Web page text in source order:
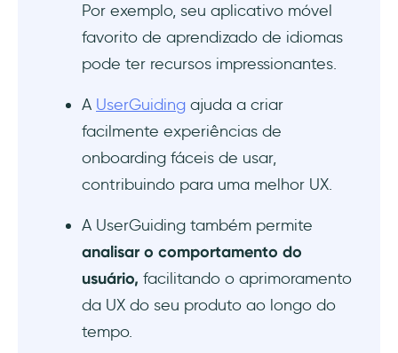
Por exemplo, seu aplicativo móvel
favorito de aprendizado de idiomas
pode ter recursos impressionantes.
A UserGuiding ajuda a criar
facilmente experiências de
onboarding fáceis de usar,
contribuindo para uma melhor UX.
A UserGuiding também permite
analisar o comportamento do
usuário, facilitando o aprimoramento
da UX do seu produto ao longo do
tempo.